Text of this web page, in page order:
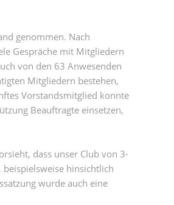
genommen. Nach
Gespräche mit Mitgliedern
von den 63 Anwesenden
Mitgliedern bestehen,
Vorstandsmitglied konnte
Beauftragte einsetzen,
dass unser Club von 3-
hinsichtlich
wurde auch eine